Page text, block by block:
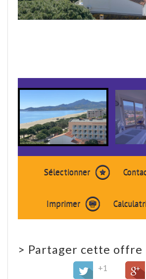
Sélectionner
Imprimer
> Partager cette offre
+1